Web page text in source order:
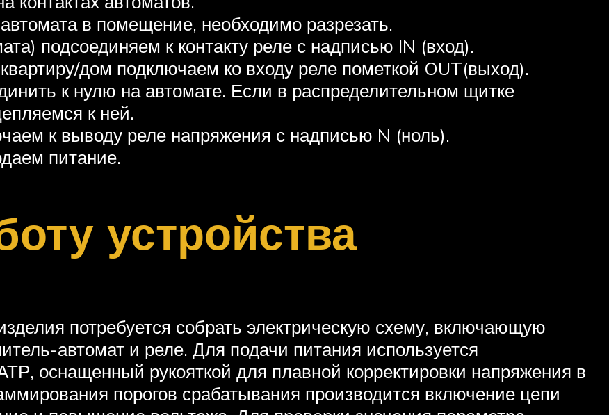
в помещение, необходимо разрезать.
подсоединяем к контакту реле с надписью IN (вход).
дом подключаем ко входу реле пометкой OUT(выход).
к нулю на автомате. Если в распределительном щитке
к ней.
к выводу реле напряжения с надписью N (ноль).
питание.
устройства
потребуется собрать электрическую схему, включающую
автомат и реле. Для подачи питания используется
оснащенный рукояткой для плавной корректировки напряжения в
порогов срабатывания производится включение цепи